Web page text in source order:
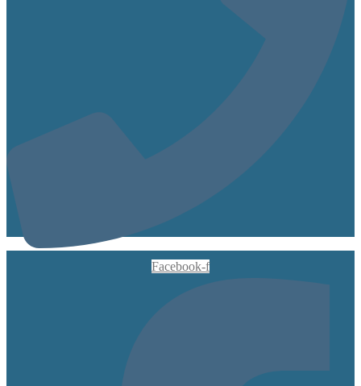
Facebook-f